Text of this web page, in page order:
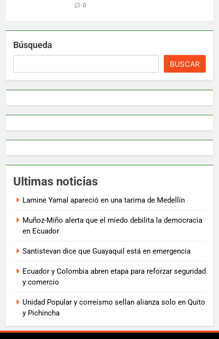
0
Búsqueda
BUSCAR
Ultimas noticias
Lamine Yamal apareció en una tarima de Medellín
Muñoz-Miño alerta que el miedo debilita la democracia
en Ecuador
Santistevan dice que Guayaquil está en emergencia
Ecuador y Colombia abren etapa para reforzar seguridad
y comercio
Unidad Popular y correísmo sellan alianza solo en Quito
y Pichincha